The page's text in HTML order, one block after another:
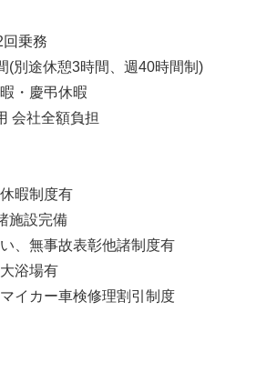
回乗務
(別途休憩3時間、週40時間制)
・慶弔休暇
会社全額負担
暇制度有
施設完備
、無事故表彰他諸制度有
浴場有
イカー車検修理割引制度